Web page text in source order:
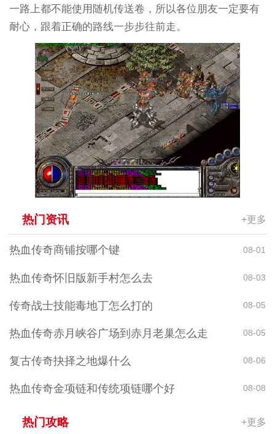
一路上都不能使用随机传送卷，所以各位朋友一定要有
耐心，跟着正确的路线一步步往前走。
热门资讯 +更多
热血传奇商铺按哪个键 08-01
热血传奇怀旧版新手村怎么去 08-03
传奇战士技能毒地丁怎么打的 08-05
热血传奇赤月峡谷广场到赤月老巢怎么走 08-05
复古传奇抉择之地爆什么 08-06
热血传奇金项链和传统项链哪个好 08-08
热门攻略 +更多